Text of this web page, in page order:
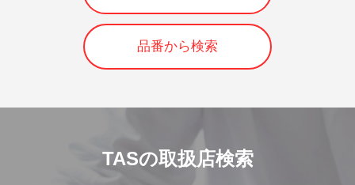
品番から検索
TASの取扱店検索